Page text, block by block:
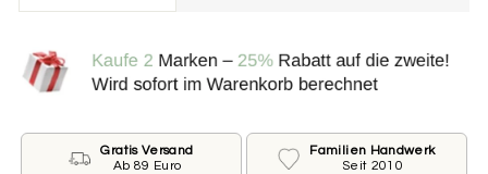
Bitte wähle die Größe der Marke.
.*
KLEIN ⌀ 25 MM FÜR KLEINE HUNDE
GROSS ⌀ 30 MM FÜR GROSSE HUNDE
Gratis Versand
Ab 89 Euro
Familien Handwerk
Seit 2010